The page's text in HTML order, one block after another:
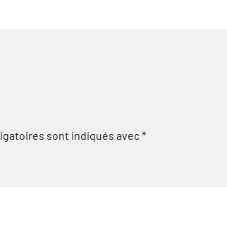
sont indiqués avec*